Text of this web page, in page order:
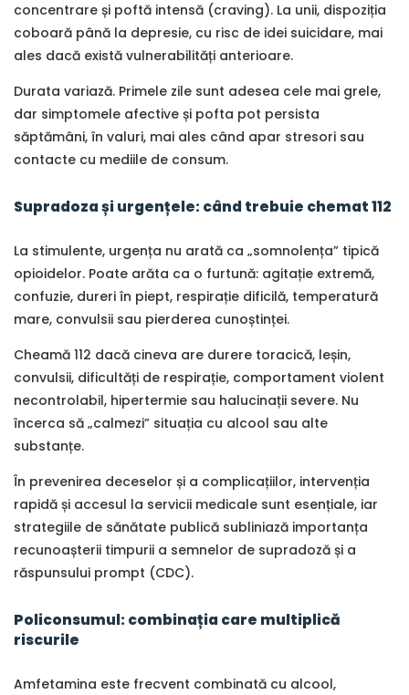
concentrare și poftă intensă (craving). La unii, dispoziția
coboară până la depresie, cu risc de idei suicidare, mai
ales dacă există vulnerabilități anterioare.
Durata variază. Primele zile sunt adesea cele mai grele,
dar simptomele afective și pofta pot persista
săptămâni, în valuri, mai ales când apar stresori sau
contacte cu mediile de consum.
Supradoza și urgențele: când trebuie chemat 112
La stimulente, urgența nu arată ca „somnolența” tipică
opioidelor. Poate arăta ca o furtună: agitație extremă,
confuzie, dureri în piept, respirație dificilă, temperatură
mare, convulsii sau pierderea cunoștinței.
Cheamă 112 dacă cineva are durere toracică, leșin,
convulsii, dificultăți de respirație, comportament violent
necontrolabil, hipertermie sau halucinații severe. Nu
încerca să „calmezi” situația cu alcool sau alte
substanțe.
În prevenirea deceselor și a complicațiilor, intervenția
rapidă și accesul la servicii medicale sunt esențiale, iar
strategiile de sănătate publică subliniază importanța
recunoașterii timpurii a semnelor de supradoză și a
răspunsului prompt (CDC).
Policonsumul: combinația care multiplică
riscurile
Amfetamina este frecvent combinată cu alcool,